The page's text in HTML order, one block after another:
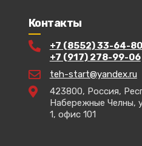
Контакты
+7 (8552) 33-64-80
+7 (917) 278-99-06
teh-start@yandex.ru
423800, Россия,
Набережные Челны,
1, офис 101